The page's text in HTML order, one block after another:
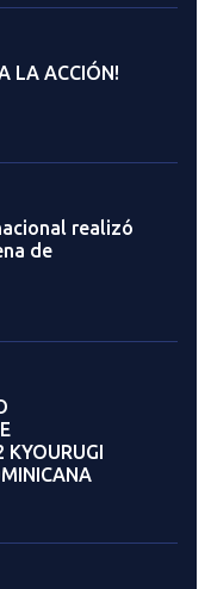
LA ACCIÓN!
realizó
de